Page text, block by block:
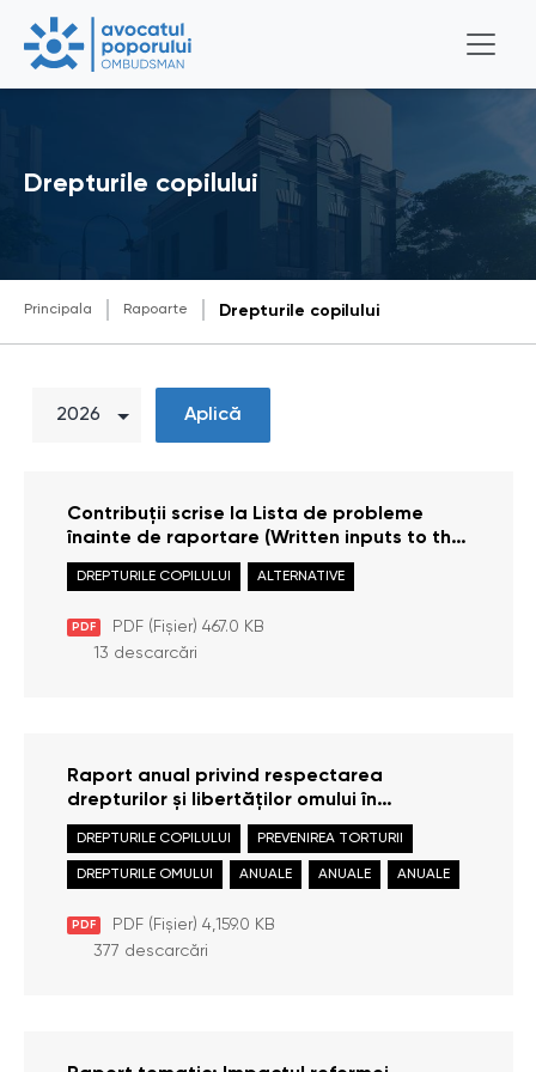
Drepturile copilului
Principala Rapoarte Drepturile copilului
Aplică
Contribuții scrise la Lista de probleme
înainte de raportare (Written inputs to the
List of issues prior to reporting, LOIPR)
PDF PDF (Fișier) 467.0 KB
DREPTURILE COPILULUI ALTERNATIVE
13 descarcări
Raport anual privind respectarea
drepturilor și libertăților omului în
Republica Moldova în anul 2025
PDF PDF (Fișier) 4,159.0 KB
DREPTURILE COPILULUI PREVENIREA TORTURII
DREPTURILE OMULUI ANUALE ANUALE ANUALE
377 descarcări